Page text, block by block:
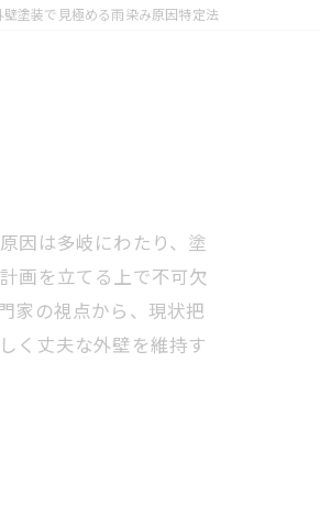
壁塗装で見極める雨染み原因特定法
因は多岐にわたり、塗
画を立てる上で不可欠
家の視点から、現状把
く丈夫な外壁を維持す